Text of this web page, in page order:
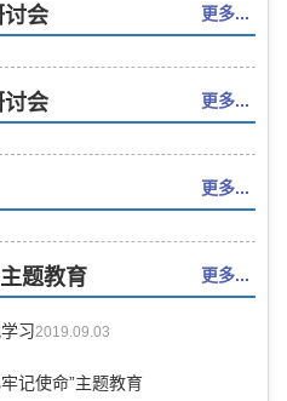
更多...
讨会
更多...
讨会
更多...
更多...
题教育
习2019.09.03
记使命”主题教育